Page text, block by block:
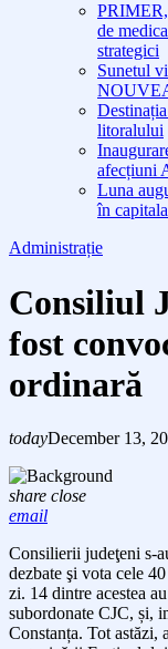
de
strategici
Sunetul
litoralului
afecțiuni
Luna
în
Administrație
Consiliul
fost
ordinară
todayDecember 13,
share close
email
Consilierii judeţeni s-
dezbate şi vota cele
zi. 14 dintre acestea
subordonate CJC, și,
Constanța. Tot astăzi,